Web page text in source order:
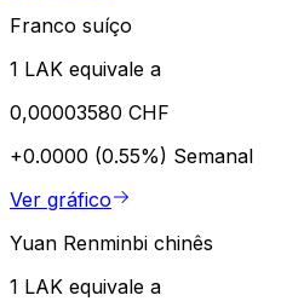
Franco suíço
1 LAK equivale a
0,00003580 CHF
+0.0000 (0.55%) Semanal
Ver gráfico
Yuan Renminbi chinês
1 LAK equivale a